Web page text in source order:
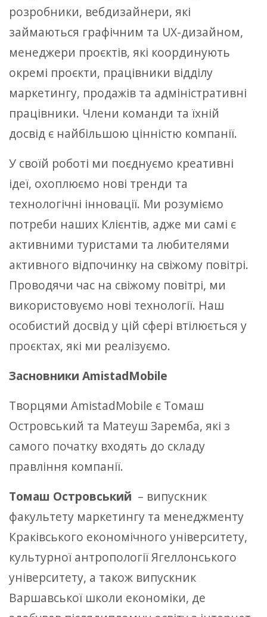
розробники, вебдизайнери, які
займаються графічним та UX-дизайном,
менеджери проєктів, які координують
окремі проєкти, працівники відділу
маркетингу, продажів та адміністративні
працівники. Члени команди та їхній
досвід є найбільшою цінністю компанії.
У своїй роботі ми поєднуємо креативні
ідеї, охоплюємо нові тренди та
технологічні інновації. Ми розуміємо
потреби наших Клієнтів, адже ми самі є
активними туристами та любителями
активного відпочинку на свіжому повітрі.
Проводячи час на свіжому повітрі, ми
використовуємо нові технології. Наш
особистий досвід у цій сфері втілюється у
проєктах, які ми реалізуємо.
Засновники AmistadMobile
Творцями AmistadMobile є Томаш
Островський та Матеуш Заремба, які з
самого початку входять до складу
правління компанії.
Томаш Островський – випускник
факультету маркетингу та менеджменту
Краківського економічного університету,
культурної антропології Ягеллонського
університету, а також випускник
Варшавської школи економіки, де